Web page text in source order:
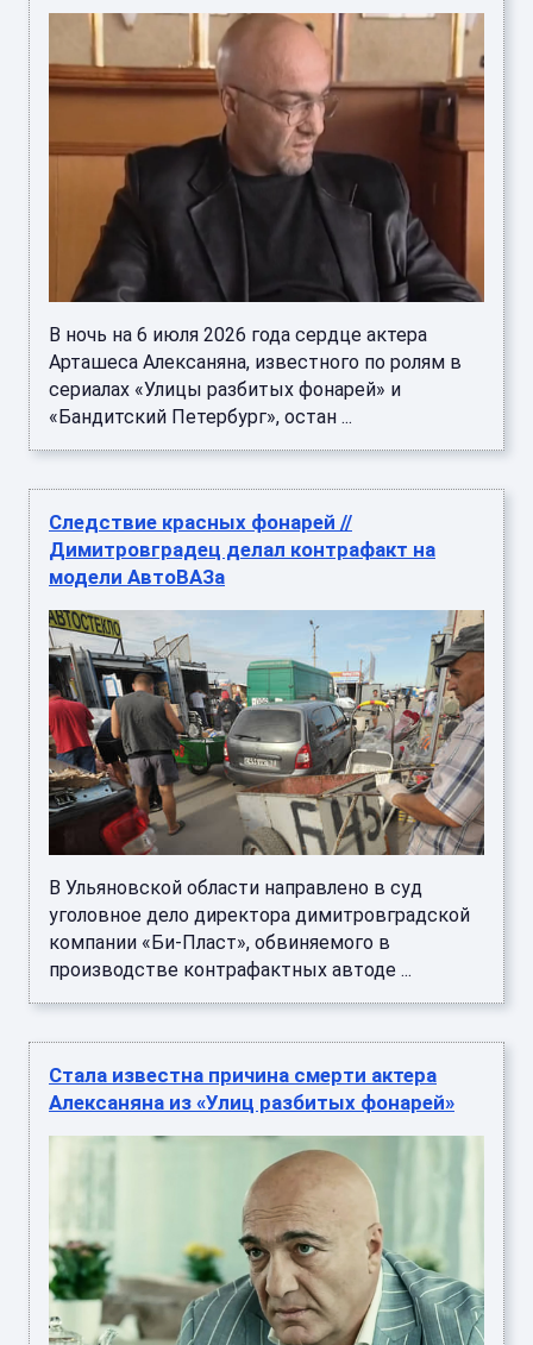
В ночь на 6 июля 2026 года сердце актера
Арташеса Алексаняна, известного по ролям в
сериалах «Улицы разбитых фонарей» и
«Бандитский Петербург», остан ...
Следствие красных фонарей //
Димитровградец делал контрафакт на
модели АвтоВАЗа
В Ульяновской области направлено в суд
уголовное дело директора димитровградской
компании «Би-Пласт», обвиняемого в
производстве контрафактных автоде ...
Стала известна причина смерти актера
Алексаняна из «Улиц разбитых фонарей»